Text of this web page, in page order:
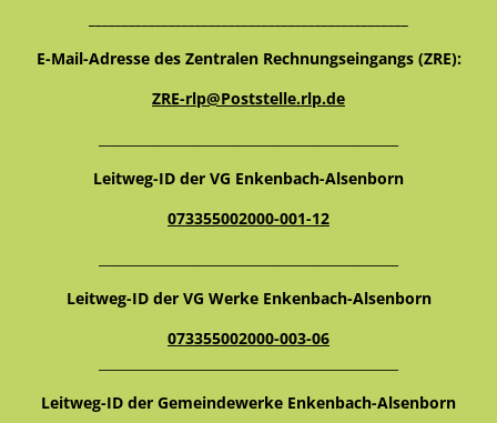
E-Mail-Adresse des Zentralen Rechnungseingangs (ZRE):
ZRE-rlp@Poststelle.rlp.de
Leitweg-ID der VG Enkenbach-Alsenborn
073355002000-001-12
Leitweg-ID der VG Werke Enkenbach-Alsenborn
073355002000-003-06
Leitweg-ID der Gemeindewerke Enkenbach-Alsenborn